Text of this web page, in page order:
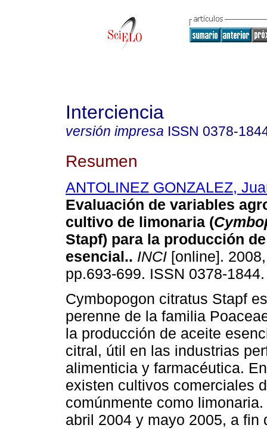
Interciencia
versión impresa ISSN 0378-
Resumen
ANTOLINEZ GONZALEZ,
Evaluación de variables
cultivo de limonaria (
Stapf) para la producción
esencial.. INCI [online].
pp.693-699. ISSN 0378-1844.
Cymbopogon citratus Stapf
perenne de la familia
la producción de aceite
citral, útil en las industrias
alimenticia y farmacéutica.
existen cultivos comerciales
comúnmente como
abril 2004 y mayo 2005, a